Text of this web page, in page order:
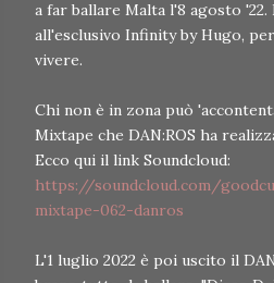
a far ballare Malta l'8 agosto '22.
all'esclusivo Infinity by Hugo,
vivere.
Chi non è in zona può
Mixtape che DAN:ROS ha
Ecco qui il link Soundcloud:
https://soundcloud.com/
mixtape-062-danros
L'1 luglio 2022 è poi uscito il